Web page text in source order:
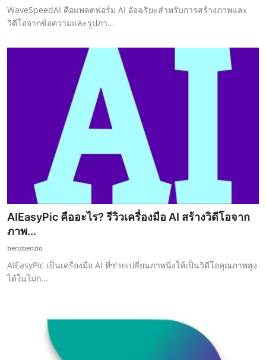
WaveSpeedAI คือแพลตฟอร์ม AI อัจฉริยะสำหรับการสร้างภาพและ
วิดีโอจากข้อความและรูปภา...
AIEasyPic คืออะไร? รีวิวเครื่องมือ AI สร้างวิดีโอจาก
ภาพ...
benzbenzio
AIEasyPic เป็นเครื่องมือ AI ที่ช่วยเปลี่ยนภาพนิ่งให้เป็นวิดีโอคุณภาพสูง
ได้ในไม่ก...